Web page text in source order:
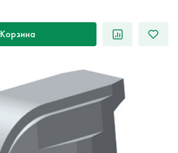
Корзина